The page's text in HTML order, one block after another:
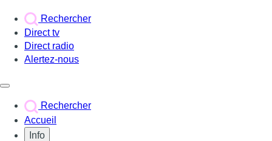
Rechercher
Direct tv
Direct radio
Alertez-nous
Rechercher
Accueil
Info